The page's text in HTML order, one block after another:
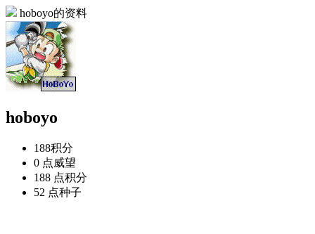
hoboyo的资料
hoboyo
188积分
0 点威望
188 点积分
52 点种子